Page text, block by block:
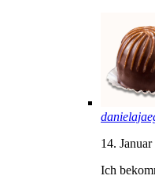
14.
Ich